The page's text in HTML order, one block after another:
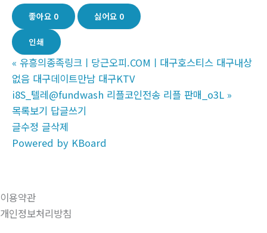
좋아요 0 싫어요 0
인쇄
« 유흥의종족링크ㅣ당근오피.COMㅣ대구호스티스 대구내상
없음 대구데이트만남 대구KTV
i8S_텔레@fundwash 리플코인전송 리플 판매_o3L »
목록보기 답글쓰기
글수정 글삭제
Powered by KBoard
이용약관
개인정보처리방침